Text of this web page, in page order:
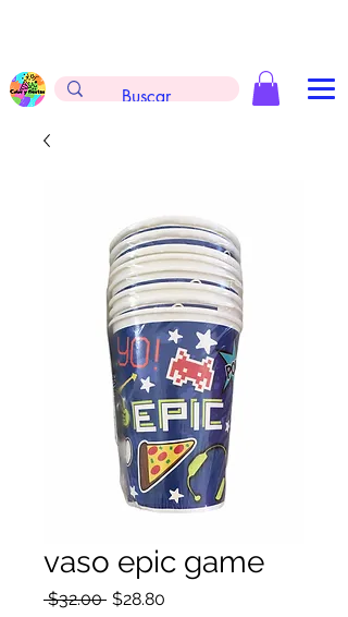
vaso epic game
$32.00 Precio
$28.80